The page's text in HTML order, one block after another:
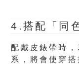
4.搭配「同
配戴皮錶帶時
系，將會使穿